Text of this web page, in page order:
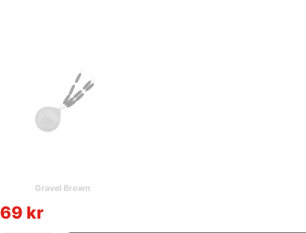
Gravel Brown
69 kr